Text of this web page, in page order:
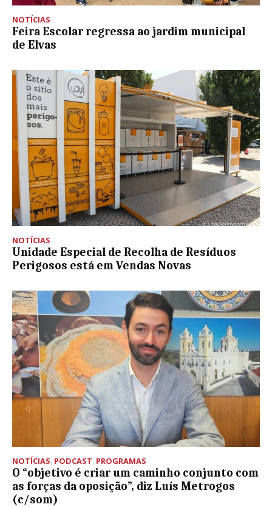
NOTÍCIAS
Feira Escolar regressa ao jardim municipal
de Elvas
NOTÍCIAS
Unidade Especial de Recolha de Resíduos
Perigosos está em Vendas Novas
NOTÍCIAS, PODCAST, PROGRAMAS
O “objetivo é criar um caminho conjunto com
as forças da oposição”, diz Luís Metrogos
(c/som)